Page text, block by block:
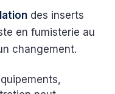
des inserts
en fumisterie au
changement.